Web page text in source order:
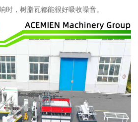
时，树脂瓦都能很好吸收噪音。